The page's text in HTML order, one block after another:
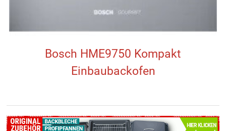
Bosch HME9750 Kompakt
Einbaubackofen